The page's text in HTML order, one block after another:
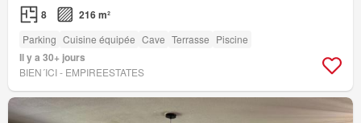
8 216 m²
Parking Cuisine équipée Cave Terrasse Piscine
Il y a 30+ jours
BIEN´ICI - EMPIREESTATES